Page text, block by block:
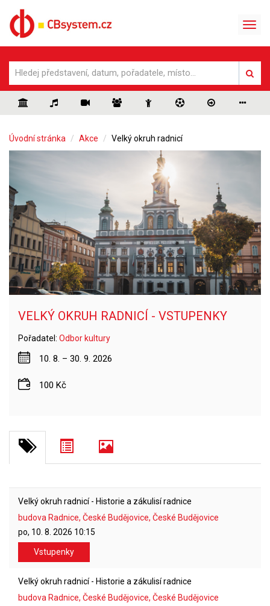
Úvodní stránka Akce Velký okruh radnicí
VELKÝ OKRUH RADNICÍ - VSTUPENKY
Pořadatel: Odbor kultury
10. 8. – 30. 9. 2026
100 Kč
Velký okruh radnicí - Historie a zákulisí radnice
budova Radnice, České Budějovice, České Budějovice
po, 10. 8. 2026 10:15
Vstupenky
Velký okruh radnicí - Historie a zákulisí radnice
budova Radnice, České Budějovice, České Budějovice